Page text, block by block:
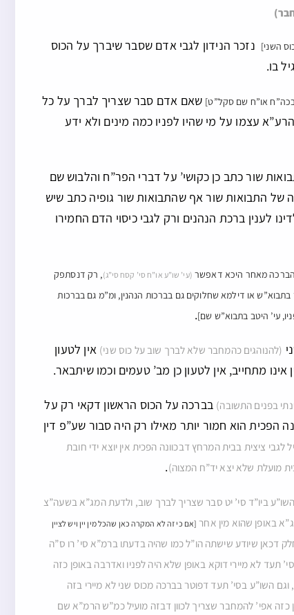
השני] נזכר הנידון לגבי אדם שסבר שיברך על הכוס
בו.
או”ח שם סקל”ט] שאם אדם סבר שצריך לברך על כל
עצמו על מי שהיו לפניו כמה מינים ולא ידע
שור כתב כן כקושי’ על דברי הפר”ח והלבוש שם
של התבואות שור אף שהתבואות שור גופיה כתב שיש
לענין ברכת הנהנים ורק לגבי כיסוי הדם החמירו
הברכה מאחר היכא דאפשר (עי’ שו”ע או”ח סי’ קסח סי”ג), רק דנסתפק
או דילמא שחלוקים גם בברכות הנהנין, ומ”מ גם בברכות
עי’ היטב בתבוא”ש שם].
(להנוהגים כהמחבר שלא לברך שוב על כוס שני) אין לטעון
מתחייב, אין לטעון כן מב’ טעמים וכמו שיתבאר.
בפנים התשובה) בברכה על הכוס הראשון דקאי רק על
הפכית הוא חמור יותר מאילו רק היה סבור שע”פ דין
ציצית בבית המרחץ דבכוונה הפכית אין יוצא ידי חובת
מועלת שלא יצא יד”ח המצוה).
ביו”ד סי’ יט סבר שצריך לברך שוב, ולדעת המג”א בשעה”צ
באופן שהוא מין אחר [אם כי זה לא המקרה כאן שהכל מין יין ויש לציין
דכאן שיודע שישתה הו”ל כמו שהיה בדעתו ברמ”א סי’ רו ס”ה
תעד לא מיירי דוקא באופן שלא היה לפניו ואדרבה באופן כזה
השו”ע בסי’ תעד דפוטר בברכה מכוס שני לא מיירי בזה
כזה אפי’ להמחבר שצריך לכוון דבזה מועיל כמ”ש הרמ”א שם